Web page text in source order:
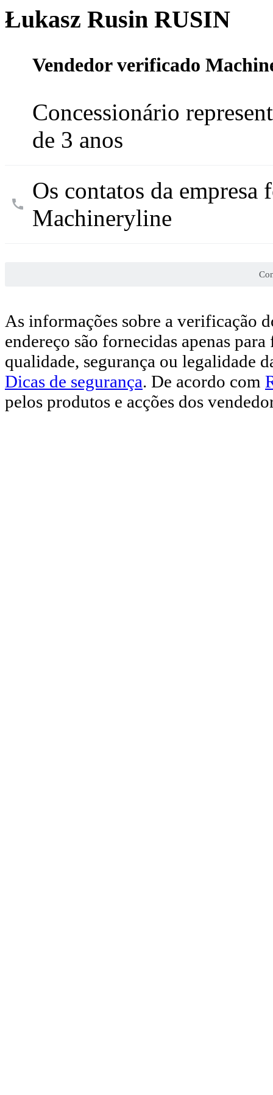
Łukasz Rusin RUSIN
Vendedor verificado
Concessionário
de 3 anos
Os contatos da
Machineryline
As informações sobre a verificação
endereço são fornecidas apenas
qualidade, segurança ou legalidade
Dicas de segurança. De acordo com
pelos produtos e acções dos